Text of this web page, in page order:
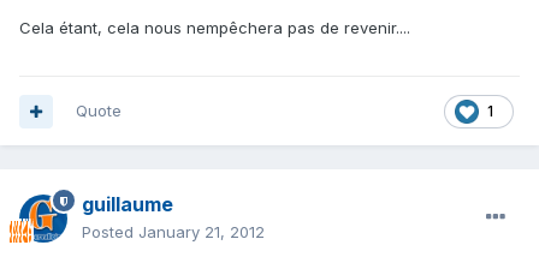
Cela étant, cela nous nempêchera pas de revenir....
1
Quote
guillaume
Posted January 21, 2012